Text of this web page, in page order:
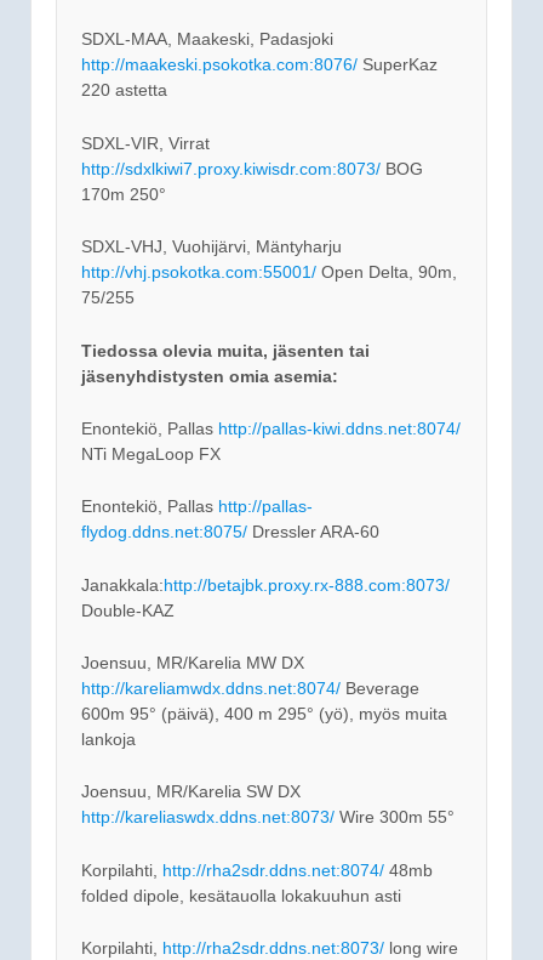
SDXL-MAA, Maakeski, Padasjoki
http://maakeski.psokotka.com:8076/ SuperKaz
220 astetta
SDXL-VIR, Virrat
http://sdxlkiwi7.proxy.kiwisdr.com:8073/ BOG
170m 250°
SDXL-VHJ, Vuohijärvi, Mäntyharju
http://vhj.psokotka.com:55001/ Open Delta, 90m,
75/255
Tiedossa olevia muita, jäsenten tai
jäsenyhdistysten omia asemia:
Enontekiö, Pallas http://pallas-kiwi.ddns.net:8074/
NTi MegaLoop FX
Enontekiö, Pallas http://pallas-
flydog.ddns.net:8075/ Dressler ARA-60
Janakkala:http://betajbk.proxy.rx-888.com:8073/
Double-KAZ
Joensuu, MR/Karelia MW DX
http://kareliamwdx.ddns.net:8074/ Beverage
600m 95° (päivä), 400 m 295° (yö), myös muita
lankoja
Joensuu, MR/Karelia SW DX
http://kareliaswdx.ddns.net:8073/ Wire 300m 55°
Korpilahti, http://rha2sdr.ddns.net:8074/ 48mb
folded dipole, kesätauolla lokakuuhun asti
Korpilahti, http://rha2sdr.ddns.net:8073/ long wire